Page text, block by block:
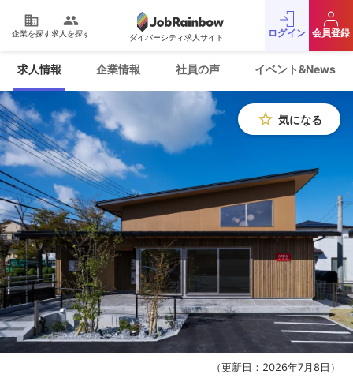
domain
企業を探す
people
求人を探す ダイバーシティ求人サイト ログイン 会員登録
求人情報 企業情報 社員の声 イベント&News
star_border 気になる
（更新日：2026年7月8日）
プライバシーポリシー
採用をお考えの企業様
お問い合わせ
JobRainbow MAGAZINE
© 2016 JobRainbow Co.,Ltd.